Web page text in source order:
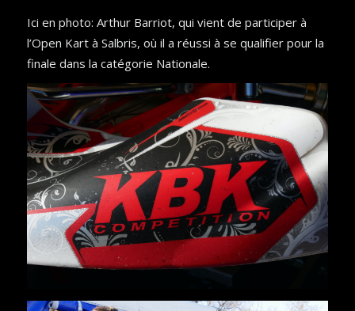
Ici en photo: Arthur Barriot, qui vient de participer à
l’Open Kart à Salbris, où il a réussi à se qualifier pour la
finale dans la catégorie Nationale.